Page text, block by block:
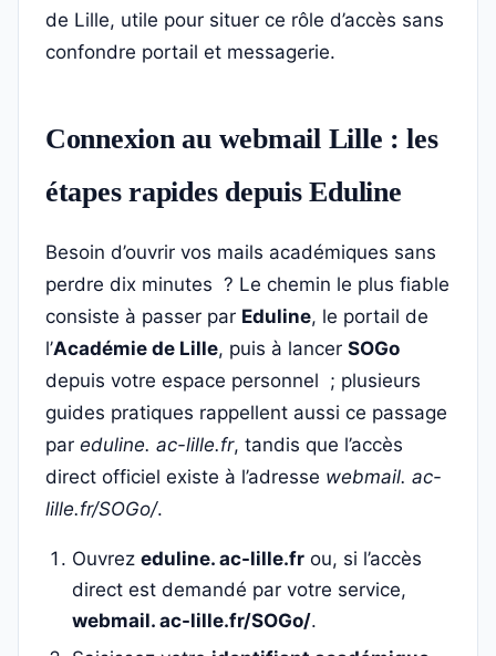
de Lille, utile pour situer ce rôle d’accès sans
confondre portail et messagerie.
Connexion au webmail Lille : les
étapes rapides depuis Eduline
Besoin d’ouvrir vos mails académiques sans
perdre dix minutes ? Le chemin le plus fiable
consiste à passer par Eduline, le portail de
l’Académie de Lille, puis à lancer SOGo
depuis votre espace personnel ; plusieurs
guides pratiques rappellent aussi ce passage
par eduline. ac-lille.fr, tandis que l’accès
direct officiel existe à l’adresse webmail. ac-
lille.fr/SOGo/.
Ouvrez eduline. ac-lille.fr ou, si l’accès
direct est demandé par votre service,
webmail. ac-lille.fr/SOGo/.